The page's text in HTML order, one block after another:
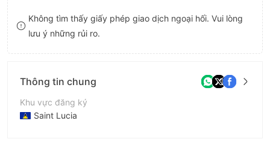
9 8
9
Không tìm thấy giấy phép giao dịch ngoại hối. Vui lòng
lưu ý những rủi ro.
Thông tin chung
Khu vực đăng ký
Saint Lucia